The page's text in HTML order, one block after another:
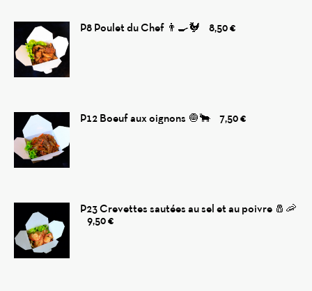
P8 Poulet du Chef 👨‍🍳🐓 8,50 €
P12 Boeuf aux oignons 🧅🐂 7,50 €
P23 Crevettes sautées au sel et au poivre 🧂🦐
9,50 €